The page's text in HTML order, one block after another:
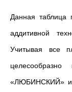
Данная таблица
аддитивной
Учитывая все
«ЛЮБИНСКИЙ»